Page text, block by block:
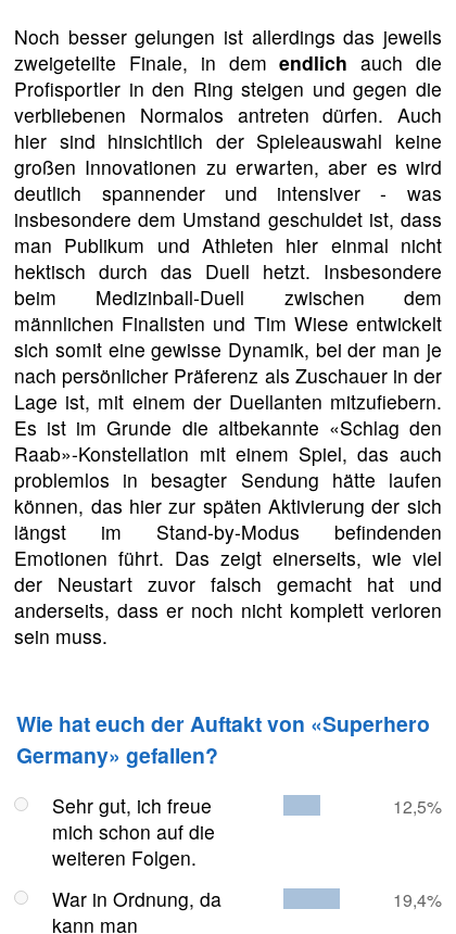
Noch besser gelungen ist allerdings das jeweils
zweigeteilte Finale, in demendlich auch die
Profisportler in den Ring steigen und gegen die
verbliebenen Normalos antreten dürfen. Auch
hier sind hinsichtlich der Spieleauswahl keine
großen Innovationen zu erwarten, aber es wird
deutlich spannender und intensiver - was
insbesondere dem Umstand geschuldet ist, dass
man Publikum und Athleten hier einmal nicht
hektisch durch das Duell hetzt. Insbesondere
beim Medizinball-Duell zwischen dem
männlichen Finalisten und Tim Wiese entwickelt
sich somit eine gewisse Dynamik, bei der man je
nach persönlicher Präferenz als Zuschauer in der
Lage ist, mit einem der Duellanten mitzufiebern.
Es ist im Grunde die altbekannte «Schlag den
Raab»-Konstellation mit einem Spiel, das auch
problemlos in besagter Sendung hätte laufen
können, das hier zur späten Aktivierung der sich
längst im Stand-by-Modus befindenden
Emotionen führt. Das zeigt einerseits, wie viel
der Neustart zuvor falsch gemacht hat und
anderseits, dass er noch nicht komplett verloren
sein muss.
Wie hat euch der Auftakt von «Superhero
Germany» gefallen?
Sehr gut, ich freue
mich schon auf die
weiteren Folgen.
12,5%
War in Ordnung, da
kann man
19,4%